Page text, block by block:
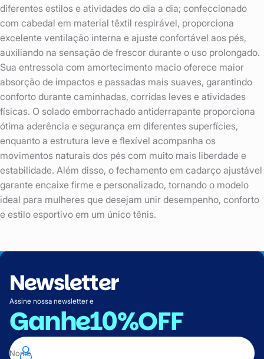
diferentes estilos e atividades do dia a dia; confeccionado
com cabedal em material têxtil respirável, proporciona
excelente ventilação interna e ajuste confortável aos pés,
auxiliando na sensação de frescor durante o uso prolongado.
Sua entressola com amortecimento macio oferece maior
absorção de impactos e passadas mais suaves, garantindo
conforto durante caminhadas, corridas leves e atividades
físicas. O solado emborrachado antiderrapante proporciona
ótima aderência e segurança em diferentes superfícies,
enquanto a estrutura leve e flexível acompanha os
movimentos naturais dos pés com muito mais liberdade e
estabilidade. Além disso, o fechamento em cadarço ajustável
garante encaixe firme e personalizado, tornando o modelo
ideal para mulheres que desejam unir desempenho, conforto
e estilo esportivo em um único tênis.
Newsletter
Assine nossa newsletter e
Ganhe10%OFF